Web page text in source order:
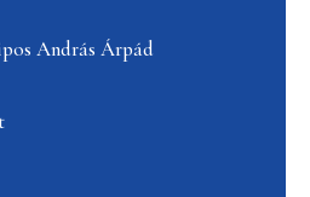
András Árpád